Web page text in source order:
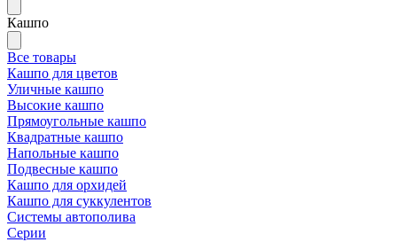
Кашпо
Все товары
Кашпо для цветов
Уличные кашпо
Высокие кашпо
Прямоугольные кашпо
Квадратные кашпо
Напольные кашпо
Подвесные кашпо
Кашпо для орхидей
Кашпо для суккулентов
Системы автополива
Серии